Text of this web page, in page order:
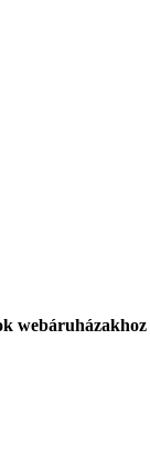
webáruházakhoz